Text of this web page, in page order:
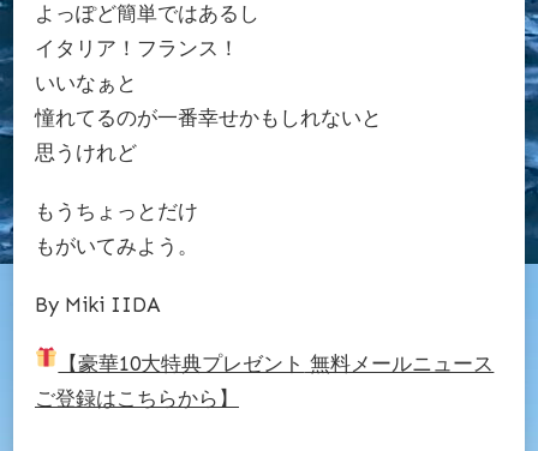
よっぽど簡単ではあるし
イタリア！フランス！
いいなぁと
憧れてるのが一番幸せかもしれないと
思うけれど
もうちょっとだけ
もがいてみよう。
By Miki IIDA
【豪華10大特典プレゼント 無料メールニュース
ご登録はこちらから】